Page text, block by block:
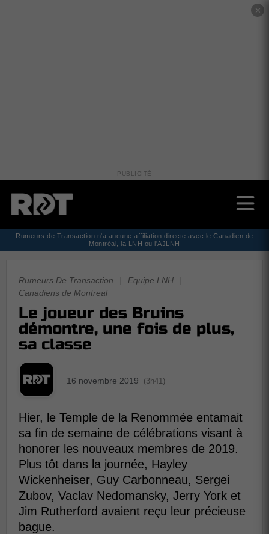
✕
PUBLICITÉ
Rumeurs de Transaction n'a aucune affiliation directe avec le Canadien de
Montréal, la LNH ou l'AJLNH
Rumeurs De Transaction Equipe LNH
Canadiens de Montreal
Le joueur des Bruins
démontre, une fois de plus,
sa classe
16 novembre 2019 (3h41)
Hier, le Temple de la Renommée entamait
sa fin de semaine de célébrations visant à
honorer les nouveaux membres de 2019.
Plus tôt dans la journée, Hayley
Wickenheiser, Guy Carbonneau, Sergei
Zubov, Vaclav Nedomansky, Jerry York et
Jim Rutherford avaient reçu leur précieuse
bague.